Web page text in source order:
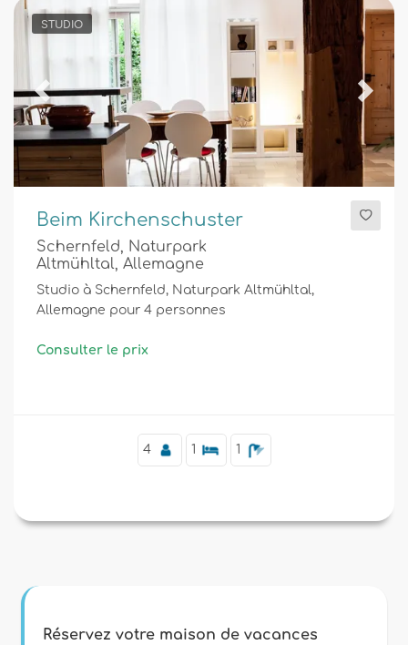
Optionnel
Distances
Confort
Services
STUDIO
Previous Next
Beim Kirchenschuster
Schernfeld, Naturpark
Altmühltal, Allemagne
Studio à Schernfeld, Naturpark Altmühltal,
Allemagne pour 4 personnes
Consulter le prix
4 1 1
Réservez votre maison de vacances